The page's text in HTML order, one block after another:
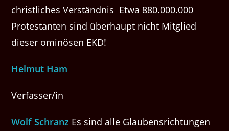
christliches Verständnis Etwa 880.000.000
Protestanten sind überhaupt nicht Mitglied
dieser ominösen EKD!
Helmut Ham
Verfasser/in
Wolf Schranz Es sind alle Glaubensrichtungen